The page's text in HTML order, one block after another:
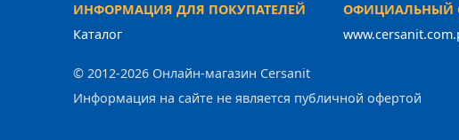
ИНФОРМАЦИЯ ДЛЯ ПОКУПАТЕЛЕЙ
Каталог
ОФИЦИАЛЬНЫЙ
© 2012-2026 Онлайн-магазин Cersanit
Информация на сайте не является публичной офертой